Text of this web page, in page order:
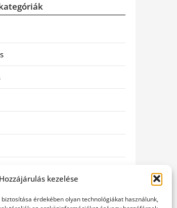
Hozzájárulás kezelése
érdekében olyan technológiákat használunk,